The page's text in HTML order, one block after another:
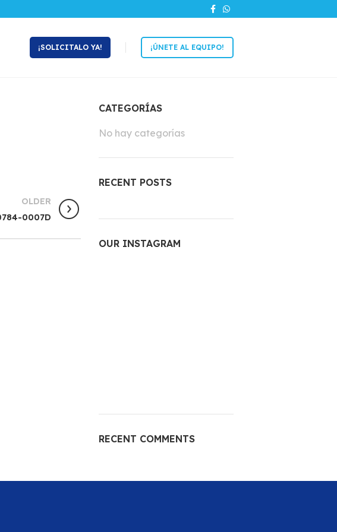
¡SOLICITALO YA! ¡ÚNETE AL EQUIPO!
OLDER
0007D
CATEGORÍAS
No hay categorías
RECENT POSTS
OUR INSTAGRAM
RECENT COMMENTS